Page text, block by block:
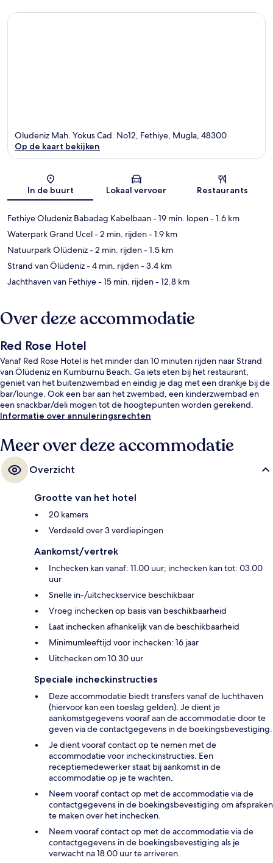
Kaart
Oludeniz Mah. Yokus Cad. No12, Fethiye, Mugla, 48300
Op de kaart bekijken
In de buurt Lokaal vervoer Restaurants
Fethiye Oludeniz Babadag Kabelbaan- 19 min. lopen- 1.6 km
Waterpark Grand Ucel- 2 min. rijden- 1.9 km
Natuurpark Ölüdeniz- 2 min. rijden- 1.5 km
Strand van Ölüdeniz- 4 min. rijden- 3.4 km
Jachthaven van Fethiye- 15 min. rijden- 12.8 km
Over deze accommodatie
Red Rose Hotel
Vanaf Red Rose Hotel is het minder dan 10 minuten rijden naar Strand
van Ölüdeniz en Kumburnu Beach. Ga iets eten bij het restaurant,
geniet van het buitenzwembad en eindig je dag met een drankje bij de
bar/lounge. Ook een bar aan het zwembad, een kinderzwembad en
een snackbar/deli mogen tot de hoogtepunten worden gerekend.
Informatie over annuleringsrechten
Meer over deze accommodatie
Overzicht
Grootte van het hotel
20 kamers
Verdeeld over 3 verdiepingen
Aankomst/vertrek
Inchecken kan vanaf: 11.00 uur; inchecken kan tot: 03.00
uur
Snelle in-/uitcheckservice beschikbaar
Vroeg inchecken op basis van beschikbaarheid
Laat inchecken afhankelijk van de beschikbaarheid
Minimumleeftijd voor inchecken: 16 jaar
Uitchecken om 10.30 uur
Speciale incheckinstructies
Deze accommodatie biedt transfers vanaf de luchthaven
(hiervoor kan een toeslag gelden). Je dient je
aankomstgegevens vooraf aan de accommodatie door te
geven via de contactgegevens in de boekingsbevestiging.
Je dient vooraf contact op te nemen met de
accommodatie voor incheckinstructies. Een
receptiemedewerker staat bij aankomst in de
accommodatie op je te wachten.
Neem vooraf contact op met de accommodatie via de
contactgegevens in de boekingsbevestiging om afspraken
te maken over het inchecken.
Neem vooraf contact op met de accommodatie via de
contactgegevens in de boekingsbevestiging als je
verwacht na 18.00 uur te arriveren.